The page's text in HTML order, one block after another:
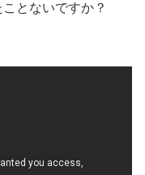
とないですか？